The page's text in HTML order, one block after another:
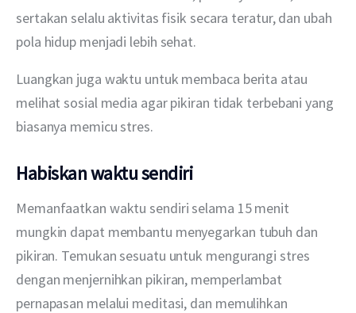
sertakan selalu aktivitas fisik secara teratur, dan ubah
pola hidup menjadi lebih sehat.
Luangkan juga waktu untuk membaca berita atau
melihat sosial media agar pikiran tidak terbebani yang
biasanya memicu stres.
Habiskan waktu sendiri
Memanfaatkan waktu sendiri selama 15 menit
mungkin dapat membantu menyegarkan tubuh dan
pikiran. Temukan sesuatu untuk mengurangi stres
dengan menjernihkan pikiran, memperlambat
pernapasan melalui meditasi, dan memulihkan